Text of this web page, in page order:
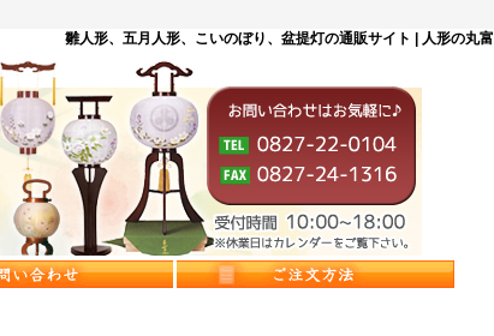
雛人形、五月人形、こいのぼり、盆提灯の通販サイト | 人形の丸富